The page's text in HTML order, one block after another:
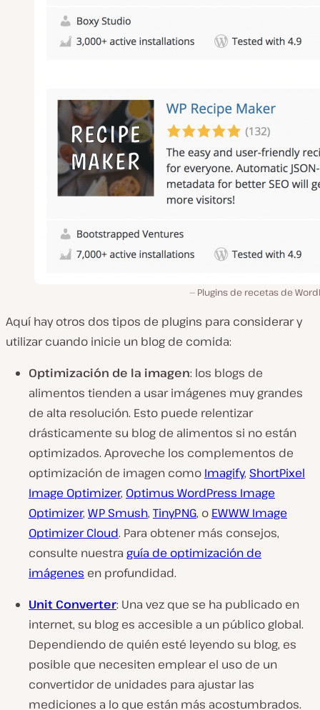
Plugins de recetas de
Aquí hay otros dos tipos de plugins para considerar y
utilizar cuando inicie un blog de comida:
Optimización de la imagen: los blogs de
alimentos tienden a usar imágenes muy grandes
de alta resolución. Esto puede relentizar
drásticamente su blog de alimentos si no están
optimizados. Aproveche los complementos de
optimización de imagen como Imagify, ShortPixel
Image Optimizer, Optimus WordPress Image
Optimizer, WP Smush, TinyPNG, o EWWW Image
Optimizer Cloud. Para obtener más consejos,
consulte nuestra guía de optimización de
imágenes en profundidad.
Unit Converter: Una vez que se ha publicado en
internet, su blog es accesible a un público global.
Dependiendo de quién esté leyendo su blog, es
posible que necesiten emplear el uso de un
convertidor de unidades para ajustar las
mediciones a lo que están más acostumbrados.